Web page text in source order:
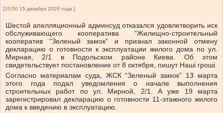
[10:50 15 декабря 2020 года ]
Шестой апелляционный админсуд отказался удовлетворить иск
обслуживающего кооператива “Жилищно-строительный
кооператив “Зеленый замок” и признал законной отмену
декларацию о готовности к эксплуатации жилого дома по ул.
Мирная, 2/1 в Подольском районе Киева. Об этом
свидетельствует постановление от 8 октября, пишут Наші гроші.
Согласно материалам суда, ЖСК “Зеленый замок” 13 марта
этого года подал уведомления о начале выполнения
строительных работ по ул. Мирной, 2/1. А уже 19 марта
зарегистрировал декларацию о готовности 11-этажного жилого
дома к введению в эксплуатацию.